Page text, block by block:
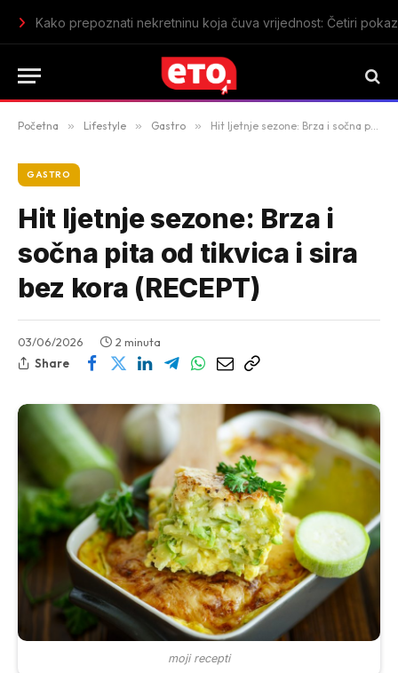
Finsko istraživanje: Mikrobi koje psi unose u dom mogli bi
Početna » Lifestyle » Gastro » Hit ljetnje sezone: Brza i sočna pita od tikvica i sira bez kora (RECEPT)
GASTRO
Hit ljetnje sezone: Brza i
sočna pita od tikvica i sira
bez kora (RECEPT)
03/06/2026
2 minuta
Share
moji recepti